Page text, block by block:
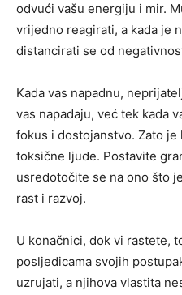
odvući vašu energiju i mir.
vrijedno reagirati, a kada je
distancirati se od
Kada vas napadnu,
vas napadaju, već tek kada
fokus i dostojanstvo. Zato
toksične ljude. Postavite
usredotočite se na ono što
rast i razvoj.
U konačnici, dok vi rastete,
posljedicama svojih
uzrujati, a njihova vlastita